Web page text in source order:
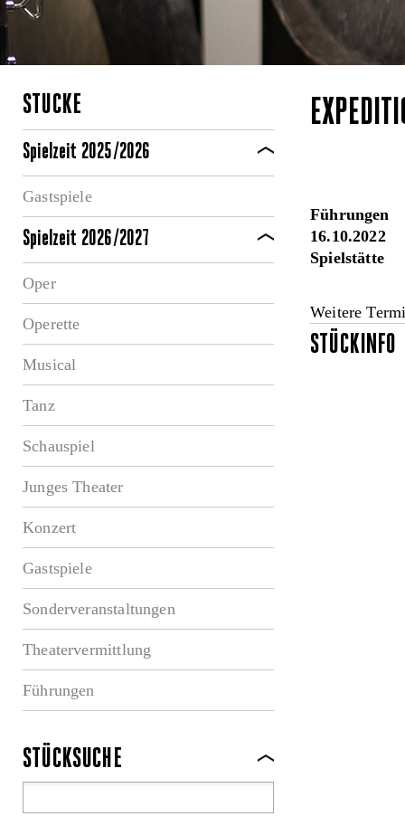
STÜCKE
Spielzeit 2025/2026
Gastspiele
Spielzeit 2026/2027
Oper
Operette
Musical
Tanz
Schauspiel
Junges Theater
Konzert
Gastspiele
Sonderveranstaltungen
Theatervermittlung
Führungen
STÜCKSUCHE
Führungen
16.10.2022
Spielstätte
Weitere
STÜCKINFO